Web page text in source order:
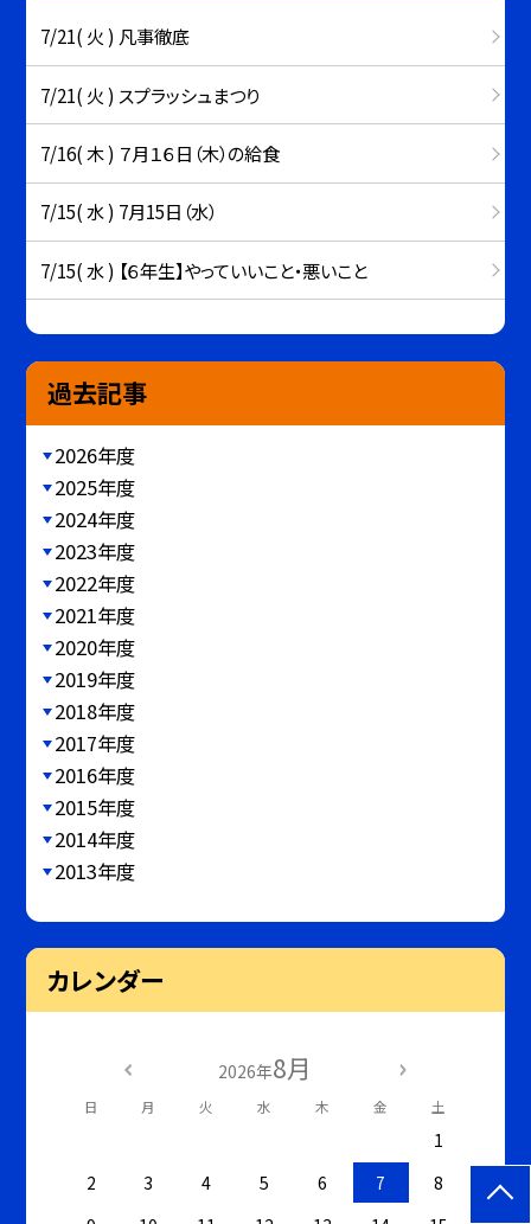
7/21( 火 ) 凡事徹底
7/21( 火 ) スプラッシュまつり
7/16( 木 ) ７月１６日（木）の給食
7/15( 水 ) 7月15日（水）
7/15( 水 ) 【６年生】やっていいこと・悪いこと
過去記事
2026年度
2025年度
2024年度
2023年度
2022年度
2021年度
2020年度
2019年度
2018年度
2017年度
2016年度
2015年度
2014年度
2013年度
カレンダー
2026年8月
日 月 火 水 木 金 土
1
2
3 4 5 6 7
8